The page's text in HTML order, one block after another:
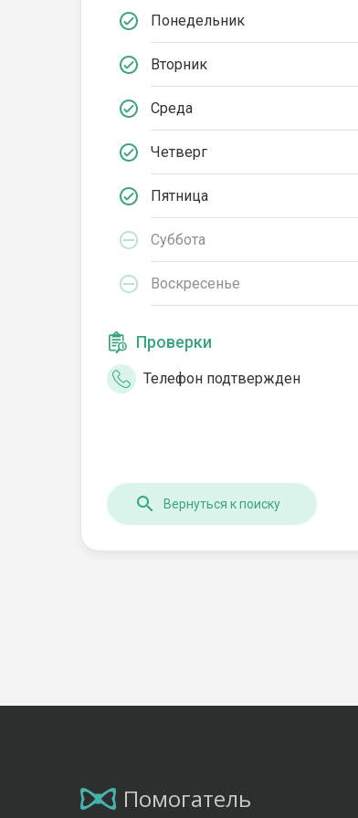
Понедельник
Вторник
Среда
Четверг
Пятница
Суббота
Воскресенье
Проверки
Телефон подтвержден
Вернуться к поиску
Помогатель